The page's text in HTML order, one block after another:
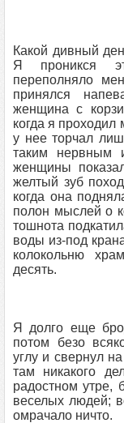
Какой дивный
Я проникся
переполняло
принялся
женщина с
когда я
у нее торчал
таким нервным
женщины
желтый зуб
когда она
полон мыслей о
тошнота
воды из-под
колокольню
десять.
Я долго еще
потом безо
углу и свернул
там никакого
радостном утре,
веселых людей;
омрачало ничто.